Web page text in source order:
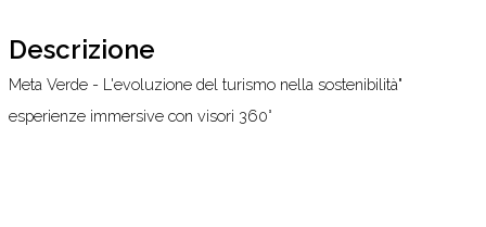
Descrizione
Meta Verde - L'evoluzione del turismo nella sostenibilità"
esperienze immersive con visori 360°